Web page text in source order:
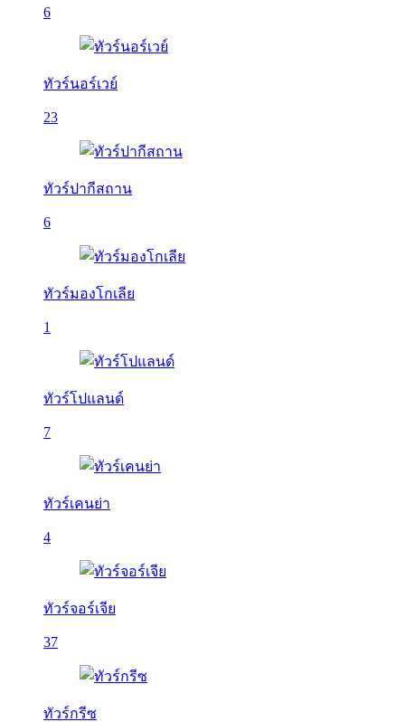
6
ทัวร์นอร์เวย์
23
ทัวร์ปากีสถาน
6
ทัวร์มองโกเลีย
1
ทัวร์โปแลนด์
7
ทัวร์เคนย่า
4
ทัวร์จอร์เจีย
37
ทัวร์กรีซ